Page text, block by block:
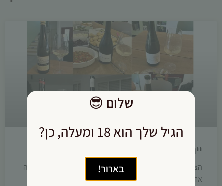
יינות לתחילת הקיץ
הצטברו אצלי הרבה רשמים, והכיוון לאחרונה כלל דווקא הרבה
אדומים, שהימים החמים לא הרתיעו אותם.
שלום 😎
הגיל שלך הוא 18 ומעלה, כן?
בארור!